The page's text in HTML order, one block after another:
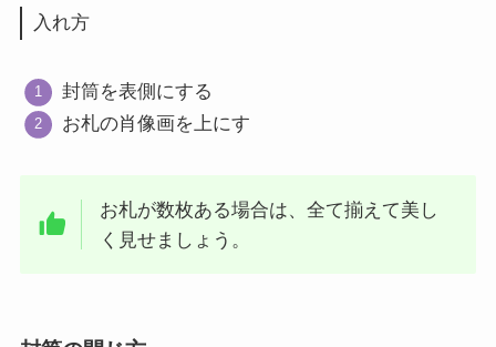
入れ方
封筒を表側にする
お札の肖像画を上にす
お札が数枚ある場合は、全て揃えて美し
く見せましょう。